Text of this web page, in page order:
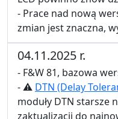
- Prace nad nową
zmian jest znaczna,
04.11.2025 r.
- F&W 81, bazowa
- ⚠ DTN (Delay
moduły DTN starsze
zaktualizacji do